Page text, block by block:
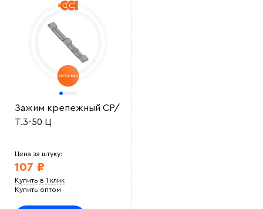
Зажим крепежный СР/
Т.3-50 Ц
Цена за штуку:
107 ₽
Купить в 1 клик
Купить оптом